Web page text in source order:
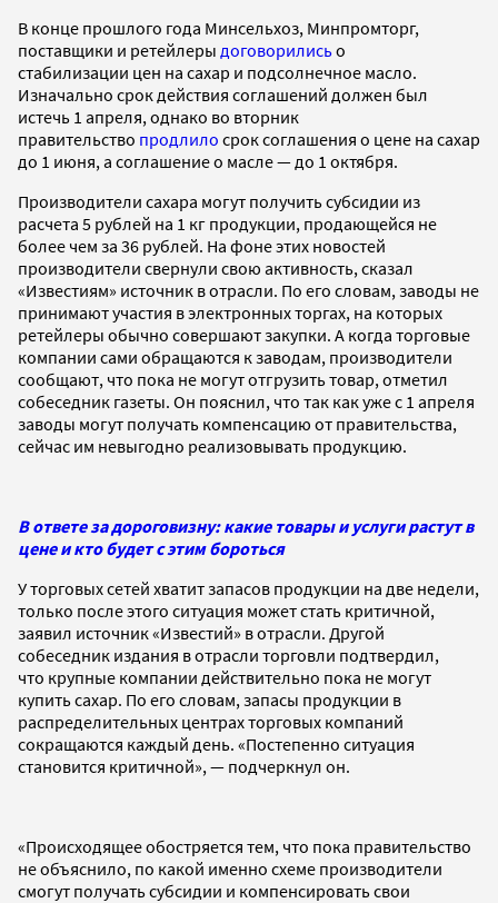
В конце прошлого года Минсельхоз, Минпромторг,
поставщики и ретейлеры договорилисьо
стабилизации цен на сахар и подсолнечное масло.
Изначально срок действия соглашений должен был
истечь 1 апреля, однако во вторник
правительство продлило срок соглашения о цене на сахар
до 1 июня, а соглашение о масле — до 1 октября.
Производители сахара могут получить субсидии из
расчета 5 рублей на 1 кг продукции, продающейся не
более чем за 36 рублей. На фоне этих новостей
производители свернули свою активность, сказал
«Известиям» источник в отрасли. По его словам, заводы не
принимают участия в электронных торгах, на которых
ретейлеры обычно совершают закупки. А когда торговые
компании сами обращаются к заводам, производители
сообщают, что пока не могут отгрузить товар, отметил
собеседник газеты. Он пояснил, что так как уже с 1 апреля
заводы могут получать компенсацию от правительства,
сейчас им невыгодно реализовывать продукцию.
В ответе за дороговизну: какие товары и услуги растут в
цене и кто будет с этим бороться
У торговых сетей хватит запасов продукции на две недели,
только после этого ситуация может стать критичной,
заявил источник «Известий» в отрасли. Другой
собеседник издания в отрасли торговли подтвердил,
что крупные компании действительно пока не могут
купить сахар. По его словам, запасы продукции в
распределительных центрах торговых компаний
сокращаются каждый день. «Постепенно ситуация
становится критичной», — подчеркнул он.
«Происходящее обостряется тем, что пока правительство
не объяснило, по какой именно схеме производители
смогут получать субсидии и компенсировать свои